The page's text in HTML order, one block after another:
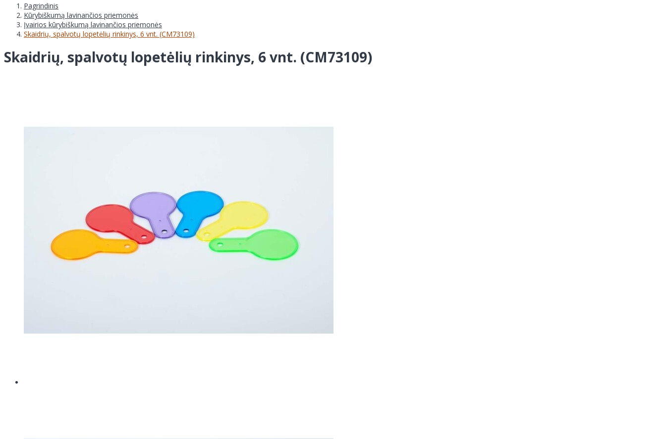
Pagrindinis
Kūrybiškumą lavinančios priemonės
Įvairios kūrybiškumą lavinančios priemonės
Skaidrių, spalvotų lopetėlių rinkinys, 6 vnt. (CM73109)
Skaidrių, spalvotų lopetėlių rinkinys, 6 vnt. (CM73109)